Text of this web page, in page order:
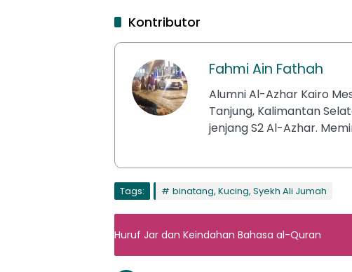
Kontributor
Fahmi Ain Fathah
Alumni Al-Azhar Kairo
Tanjung, Kalimantan
jenjang S2 Al-Azhar.
Tags: binatang, Kucing, Syekh Ali Jumah
Huruf Jar dan Keindahan Bahasa al-Quran